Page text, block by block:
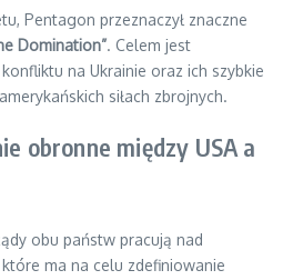
Pentagon przeznaczył znaczne
Domination”. Celem jest
na Ukrainie oraz ich szybkie
siłach zbrojnych.
obronne między USA a
obu państw pracują nad
które ma na celu zdefiniowanie